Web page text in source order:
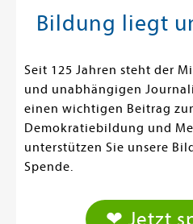
Bildung liegt
Seit 125 Jahren steht der
und unabhängigen
einen wichtigen Beitrag
Demokratiebildung und
unterstützen Sie unsere
Spende.
❤ Jetzt